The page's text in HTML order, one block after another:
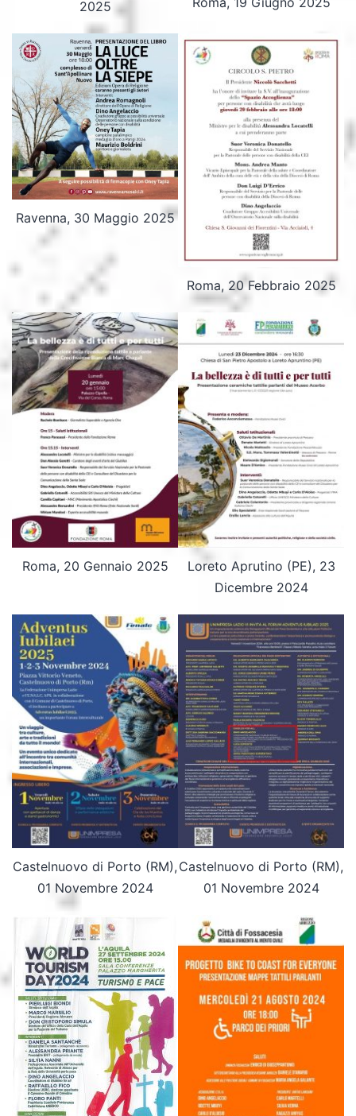
2025
Ravenna, 30 Maggio 2025
Roma, 20 Febbraio 2025
Roma, 20 Gennaio 2025
Loreto Aprutino (PE), 23
Dicembre 2024
Castelnuovo di Porto (RM),
01 Novembre 2024
Castelnuovo di Porto (RM),
01 Novembre 2024